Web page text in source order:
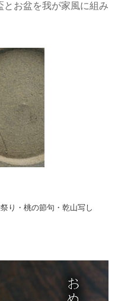
とお盆を我が家風に組み
り・桃の節句・乾山写し